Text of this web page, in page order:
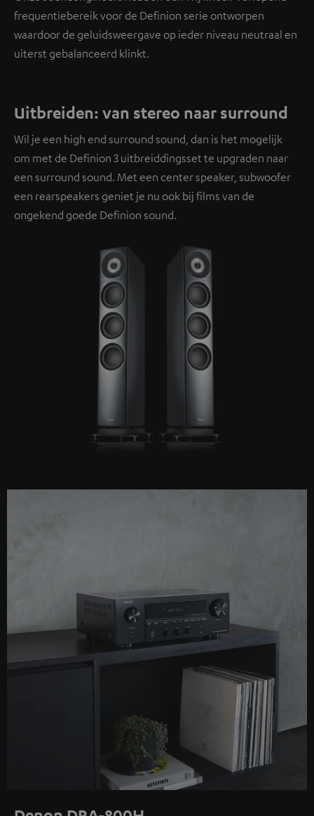
frequentiebereik voor de Definion serie ontworpen
waardoor de geluidsweergave op ieder niveau neutraal en
uiterst gebalanceerd klinkt.
Uitbreiden: van stereo naar surround
Wil je een high end surround sound, dan is het mogelijk
om met de Definion 3 uitbreiddingsset te upgraden naar
een surround sound. Met een center speaker, subwoofer
een rearspeakers geniet je nu ook bij films van de
ongekend goede Definion sound.